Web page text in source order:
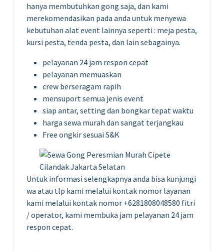
hanya membutuhkan gong saja, dan kami
merekomendasikan pada anda untuk menyewa
kebutuhan alat event lainnya seperti : meja pesta,
kursi pesta, tenda pesta, dan lain sebagainya.
pelayanan 24 jam respon cepat
pelayanan memuaskan
crew berseragam rapih
mensuport semua jenis event
siap antar, setting dan bongkar tepat waktu
harga sewa murah dan sangat terjangkau
Free ongkir sesuai S&K
Untuk informasi selengkapnya anda bisa kunjungi
wa atau tlp kami melalui kontak nomor layanan
kami melalui kontak nomor +6281808048580 fitri
/ operator, kami membuka jam pelayanan 24 jam
respon cepat.